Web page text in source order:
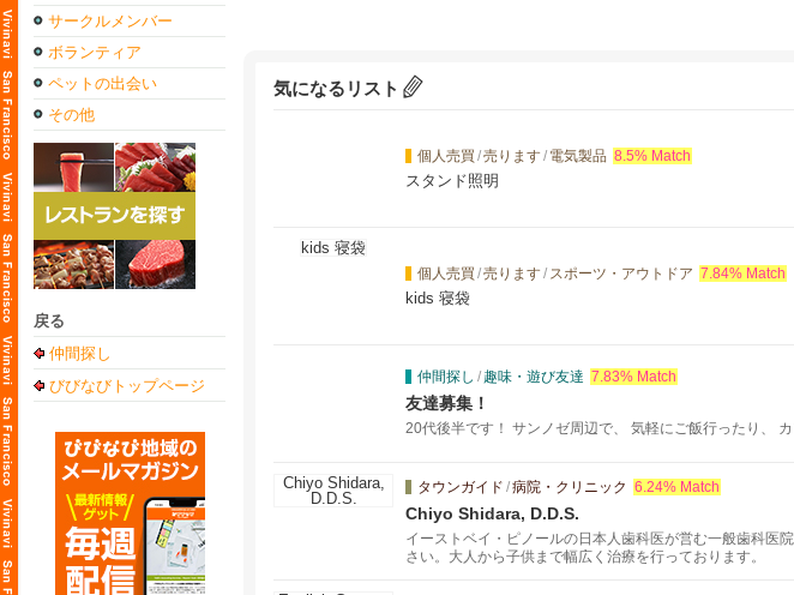
サークルメンバー
ボランティア
ペットの出会い
その他
戻る
仲間探し
びびなびトップページ
気になるリスト
個人売買 /売ります/ 電気製品 8.5% Match
スタンド照明
個人売買 /売ります/ スポーツ・アウトドア 7.84% Match
kids 寝袋
仲間探し / 趣味・遊び友達 7.83% Match
友達募集！
20代後半です！ サンノゼ周辺で、 気軽にご飯行ったり、
タウンガイド /病院・クリニック 6.24% Match
Chiyo Shidara, D.D.S.
イーストベイ・ピノールの日本人歯科医が営む一般歯科医
さい。大人から子供まで幅広く治療を行っております。